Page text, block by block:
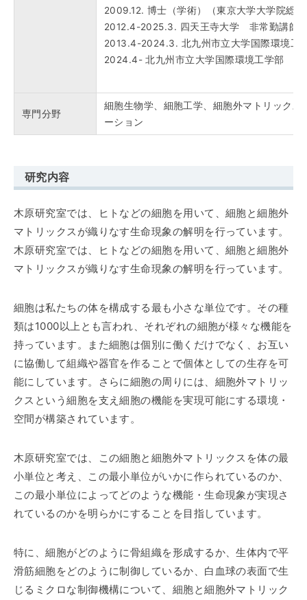
2009.12. 博士（学術）（東京大学大学院総
2012.4-2025.3. 四天王寺大学 非常勤講師
2013.4-2024.3. 北九州市立大学国際環境
2024.4- 北九州市立大学国際環境工学部 教
専門分野
細胞生物学、細胞工学、細胞外マトリックス
ーション
研究内容
木原研究室では、ヒトなどの細胞を用いて、細胞と細胞外
マトリックスが織りなす生命現象の解明を行っています。
木原研究室では、ヒトなどの細胞を用いて、細胞と細胞外
マトリックスが織りなす生命現象の解明を行っています。
細胞は私たちの体を構成する最も小さな単位です。その種
類は1000以上とも言われ、それぞれの細胞が様々な機能を
持っています。また細胞は個別に働くだけでなく、お互い
に協働して組織や器官を作ることで個体としての生存を可
能にしています。さらに細胞の周りには、細胞外マトリッ
クスという細胞を支え細胞の機能を実現可能にする環境・
空間が構築されています。
木原研究室では、この細胞と細胞外マトリックスを体の最
小単位と考え、この最小単位がいかに作られているのか、
この最小単位によってどのような機能・生命現象が実現さ
れているのかを明らかにすることを目指しています。
特に、細胞がどのように骨組織を形成するか、生体内で平
滑筋細胞をどのように制御しているか、白血球の表面で生
じるミクロな制御機構について、細胞と細胞外マトリック